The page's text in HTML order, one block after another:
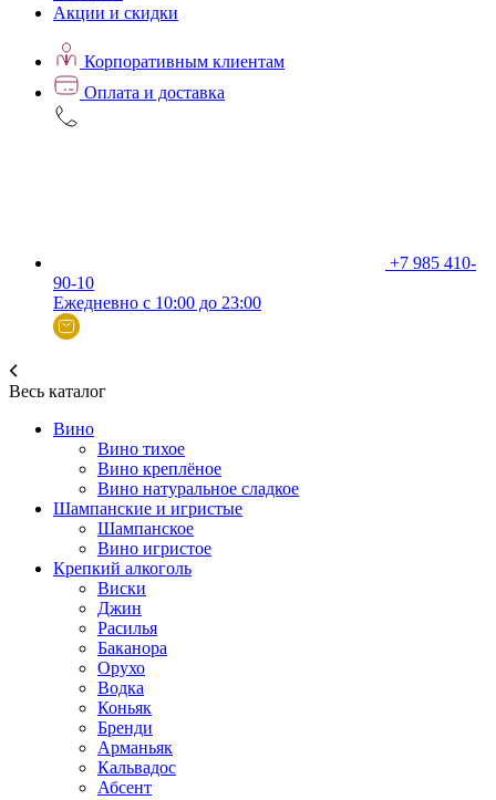
Акции и скидки
Корпоративным клиентам
Оплата и доставка
+7 985 410-
90-10
Ежедневно с 10:00 до 23:00
Весь каталог
Вино
Вино тихое
Вино креплёное
Вино натуральное сладкое
Шампанские и игристые
Шампанское
Вино игристое
Крепкий алкоголь
Виски
Джин
Расилья
Баканора
Орухо
Водка
Коньяк
Бренди
Арманьяк
Кальвадос
Абсент